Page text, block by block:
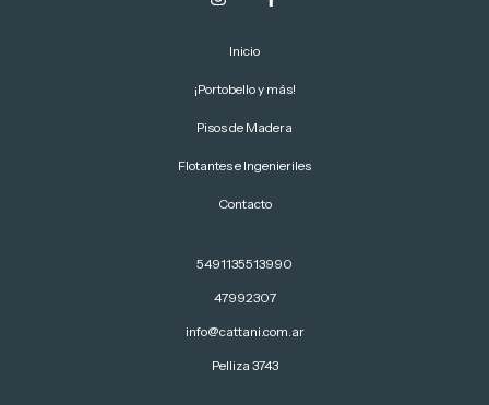
Inicio
¡Portobello y más!
Pisos de Madera
Flotantes e Ingenieriles
Contacto
5491135513990
47992307
info@cattani.com.ar
Pelliza 3743